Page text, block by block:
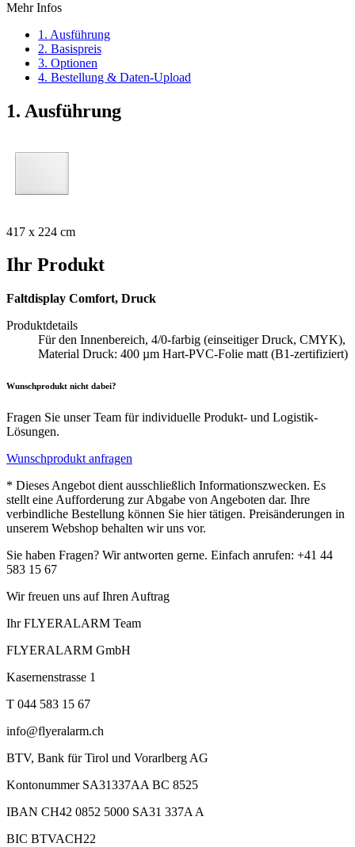
Mehr Infos
1. Ausführung
2. Basispreis
3. Optionen
4. Bestellung & Daten-Upload
1. Ausführung
417 x 224 cm
Ihr Produkt
Faltdisplay Comfort, Druck
Produktdetails
Für den Innenbereich, 4/0-farbig (einseitiger Druck, CMYK),
Material Druck: 400 µm Hart-PVC-Folie matt (B1-zertifiziert)
Wunschprodukt nicht dabei?
Fragen Sie unser Team für individuelle Produkt- und Logistik-
Lösungen.
Wunschprodukt anfragen
* Dieses Angebot dient ausschließlich Informationszwecken. Es
stellt eine Aufforderung zur Abgabe von Angeboten dar. Ihre
verbindliche Bestellung können Sie hier tätigen. Preisänderungen in
unserem Webshop behalten wir uns vor.
Sie haben Fragen? Wir antworten gerne. Einfach anrufen: +41 44
583 15 67
Wir freuen uns auf Ihren Auftrag
Ihr FLYERALARM Team
FLYERALARM GmbH
Kasernenstrasse 1
T 044 583 15 67
info@flyeralarm.ch
BTV, Bank für Tirol und Vorarlberg AG
Kontonummer SA31337AA BC 8525
IBAN CH42 0852 5000 SA31 337A A
BIC BTVACH22